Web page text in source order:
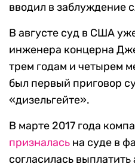
вводил в заблуждение
В августе суд в США
инженера концерна
трем годам и четырем
был первый приговор
«дизельгейте».
В марте 2017 года
призналась на суде в
согласилась